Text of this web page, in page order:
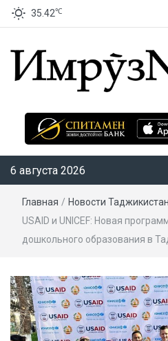
35.42℃
6 августа 2026
Главная / Новости
USAID и UNICEF: Новая
дошкольного образования в